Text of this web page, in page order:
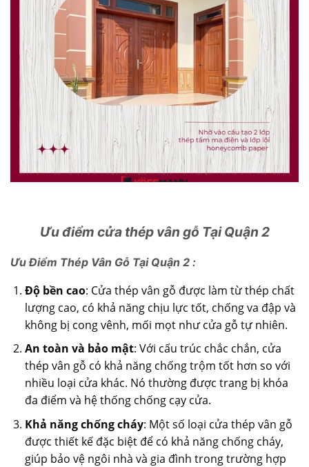
Ưu điểm cửa thép vân gỗ Tại Quận 2
Ưu Điểm Thép Vân Gỗ Tại Quận 2 :
Độ bền cao: Cửa thép vân gỗ được làm từ thép chất
lượng cao, có khả năng chịu lực tốt, chống va đập và
không bị cong vênh, mối mọt như cửa gỗ tự nhiên.
An toàn và bảo mật: Với cấu trúc chắc chắn, cửa
thép vân gỗ có khả năng chống trộm tốt hơn so với
nhiều loại cửa khác. Nó thường được trang bị khóa
đa điểm và hệ thống chống cạy cửa.
Khả năng chống cháy: Một số loại cửa thép vân gỗ
được thiết kế đặc biệt để có khả năng chống cháy,
giúp bảo vệ ngôi nhà và gia đình trong trường hợp